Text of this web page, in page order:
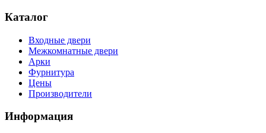
Каталог
Входные двери
Межкомнатные двери
Арки
Фурнитура
Цены
Производители
Информация